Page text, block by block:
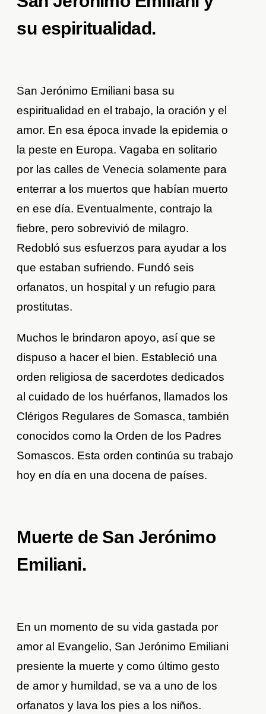
su espiritualidad.
San Jerónimo Emiliani basa su
espiritualidad en el trabajo, la oración y el
amor. En esa época invade la epidemia o
la peste en Europa. Vagaba en solitario
por las calles de Venecia solamente para
enterrar a los muertos que habían muerto
en ese día. Eventualmente, contrajo la
fiebre, pero sobrevivió de milagro.
Redobló sus esfuerzos para ayudar a los
que estaban sufriendo. Fundó seis
orfanatos, un hospital y un refugio para
prostitutas.
Muchos le brindaron apoyo, así que se
dispuso a hacer el bien. Estableció una
orden religiosa de sacerdotes dedicados
al cuidado de los huérfanos, llamados los
Clérigos Regulares de Somasca, también
conocidos como la Orden de los Padres
Somascos. Esta orden continúa su trabajo
hoy en día en una docena de países.
Muerte de San Jerónimo
Emiliani.
En un momento de su vida gastada por
amor al Evangelio, San Jerónimo Emiliani
presiente la muerte y como último gesto
de amor y humildad, se va a uno de los
orfanatos y lava los pies a los niños.